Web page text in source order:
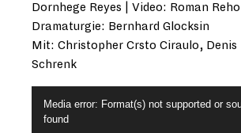
Dornhege Reyes | Video: Roman
Dramaturgie: Bernhard Glocksin
Mit: Christopher Crsto Ciraulo, Denis
Schrenk
Player
Media error: Format(s) not supported or
found